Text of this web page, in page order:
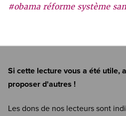
#obama réforme système
Si cette lecture vous a été utile,
proposer d'autres !
Les dons de nos lecteurs sont